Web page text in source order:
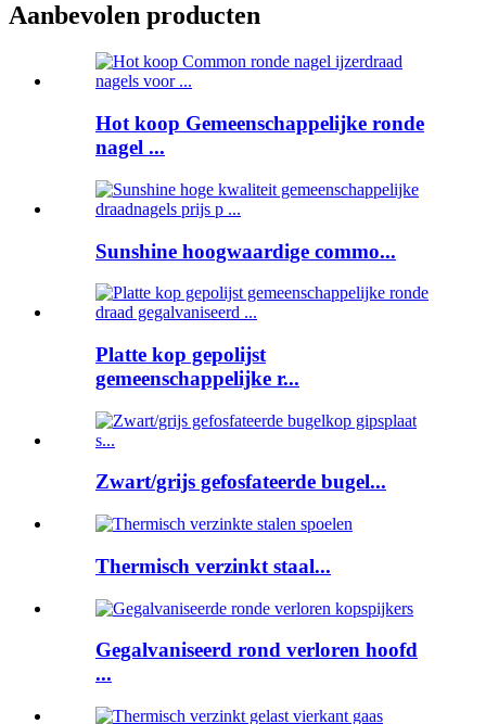
Aanbevolen producten
Hot koop Gemeenschappelijke ronde
nagel ...
Sunshine hoogwaardige commo...
Platte kop gepolijst
gemeenschappelijke r...
Zwart/grijs gefosfateerde bugel...
Thermisch verzinkt staal...
Gegalvaniseerd rond verloren hoofd
...